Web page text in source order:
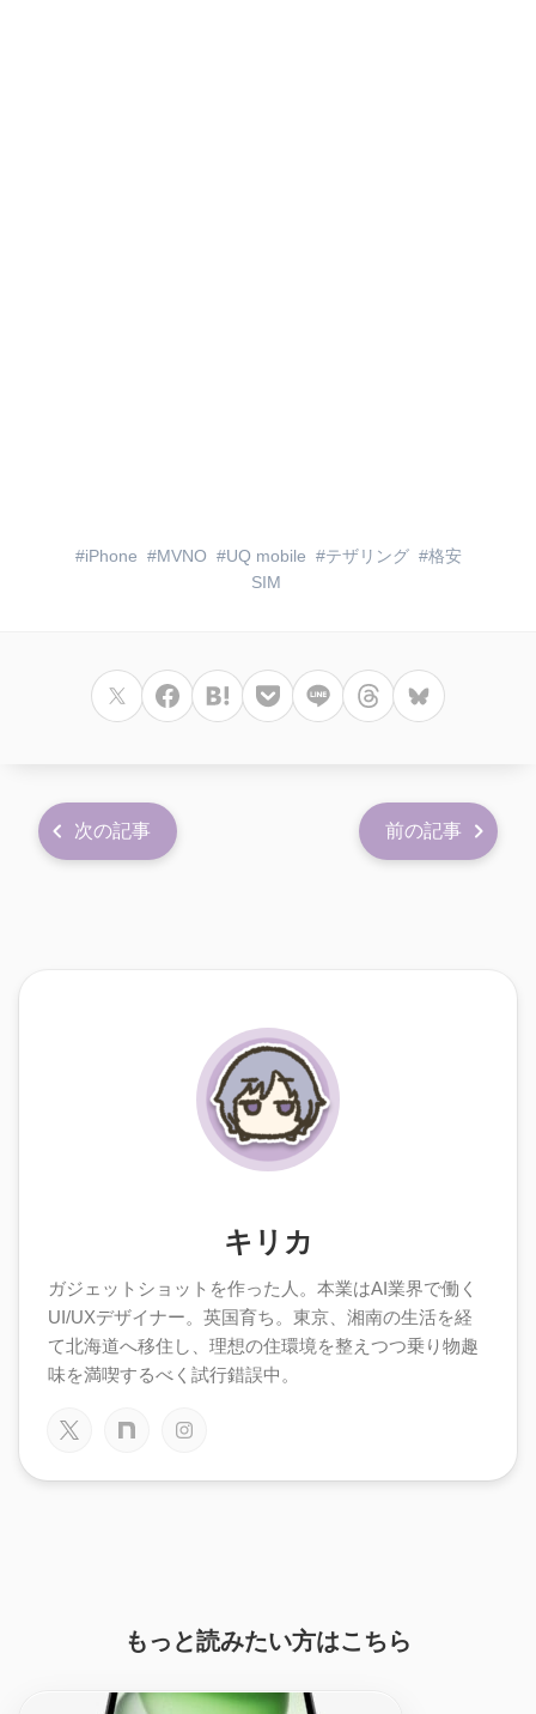
iPhone MVNO UQ mobile テザリング
格安
SIM
次の記事 前の記事
キリカ
ガジェットショットを作った人。本業はAI業界で働く
UI/UXデザイナー。英国育ち。東京、湘南の生活を経
て北海道へ移住し、理想の住環境を整えつつ乗り物趣
味を満喫するべく試行錯誤中。
もっと読みたい方はこちら